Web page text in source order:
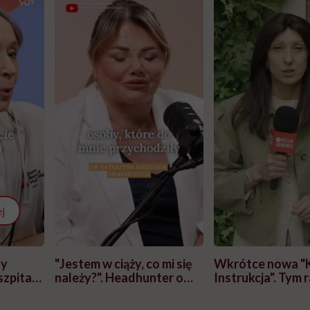
"Jestem w ciąży, co mi się
należy?". Headhunter o
Wkrótce nowa
Instrukcja". Tym